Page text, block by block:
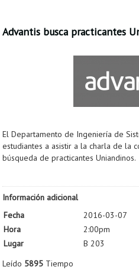
Advantis busca practicantes
El Departamento de Ingeniería de
estudiantes a asistir a la charla de la
búsqueda de practicantes Uniandinos.
Información adicional
Fecha
2016-03-07
Hora
2:00pm
Lugar
B 203
Leído 5895 Tiempo